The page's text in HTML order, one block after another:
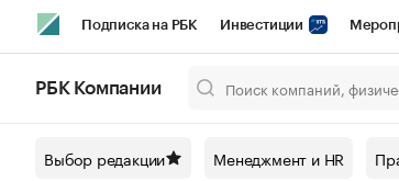
Подписка на РБК Инвестиции
Спецпроекты СПб Конференции СПб
РБК Компании
Выбор редакции Менеджмент и HR